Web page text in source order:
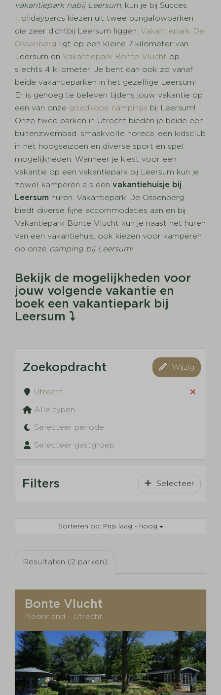
vakantiepark nabij Leersum, kun je bij Succes
Holidayparcs kiezen uit twee bungalowparken
die zeer dichtbij Leersum liggen. Vakantiepark De
Ossenberg ligt op een kleine 7 kilometer van
Leersum en Vakantiepark Bonte Vlucht op
slechts 4 kilometer! Je bent dan ook zo vanaf
beide vakantieparken in het gezellige Leersum!
Er is genoeg te beleven tijdens jouw vakantie op
een van onze goedkope campings bij Leersum!
Onze twee parken in Utrecht bieden je beide een
buitenzwembad, smaakvolle horeca, een kidsclub
in het hoogseizoen en diverse sport en spel
mogelijkheden. Wanneer je kiest voor een
vakantie op een vakantiepark bij Leersum kun je
zowel kamperen als eenvakantiehuisje bij
Leersum huren. Vakantiepark De Ossenberg
biedt diverse fijne accommodaties aan en bij
Vakantiepark Bonte Vlucht kun je naast het huren
van een vakantiehuis, ook kiezen voor kamperen
op onze camping bij Leersum!
Bekijk de mogelijkheden voor
jouw volgende vakantie en
boek een vakantiepark bij
Leersum ⤵
Zoekopdracht Wijzig
Utrecht
Alle typen
Selecteer periode
Selecteer gastgroep
Filters Selecteer
Sorteren op: Prijs laag - hoog
Resultaten (2 parken)
Bonte Vlucht
Nederland - Utrecht